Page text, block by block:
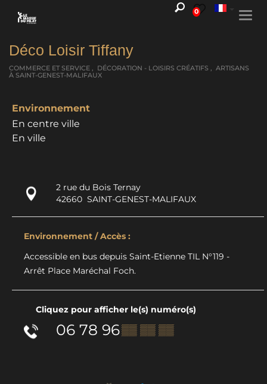
0
Déco Loisir Tiffany
COMMERCE ET SERVICE , DÉCORATION - LOISIRS CRÉATIFS , ARTISANS
À SAINT-GENEST-MALIFAUX
Environnement
En centre ville
En ville
2 rue du Bois Ternay
42660 SAINT-GENEST-MALIFAUX
Environnement / Accès :
Accessible en bus depuis Saint-Etienne TIL N°119 -
Arrêt Place Maréchal Foch.
Cliquez pour afficher le(s) numéro(s)
06 78 96▒▒ ▒▒ ▒▒